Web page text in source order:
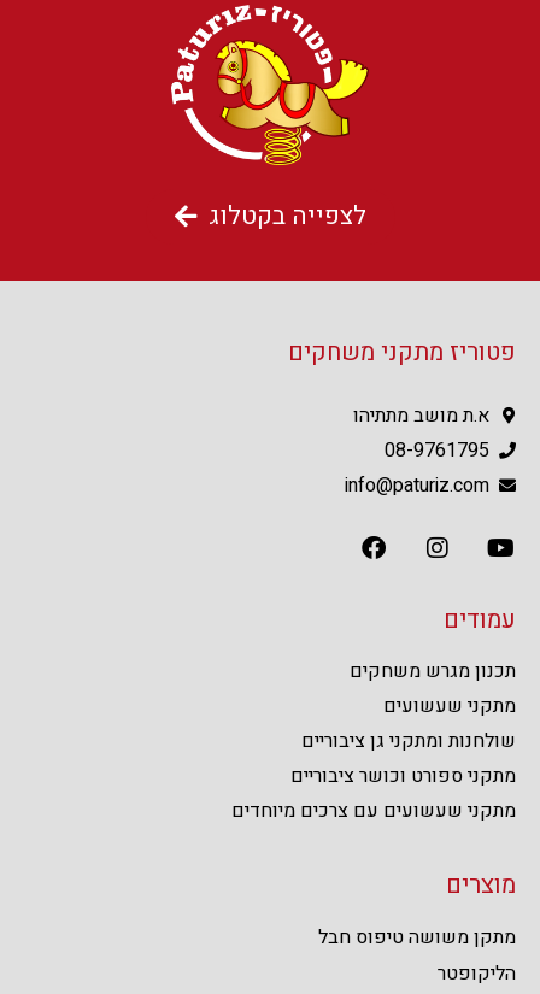
לצפייה בקטלוג
פטוריז מתקני משחקים
א.ת מושב מתתיהו
08-9761795
info@paturiz.com
עמודים
תכנון מגרש משחקים
מתקני שעשועים
שולחנות ומתקני גן ציבוריים
מתקני ספורט וכושר ציבוריים
מתקני שעשועים עם צרכים מיוחדים
מוצרים
מתקן משושה טיפוס חבל
הליקופטר